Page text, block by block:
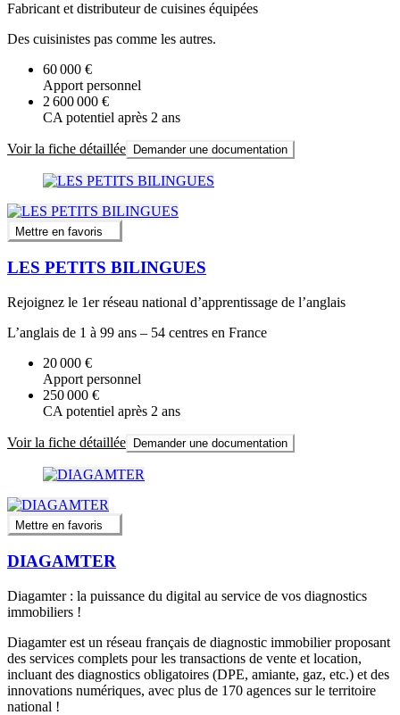
Fabricant et distributeur de cuisines équipées
Des cuisinistes pas comme les autres.
60 000 €
Apport personnel
2 600 000 €
CA potentiel après 2 ans
Voir la fiche détaillée Demander une documentation
Mettre en favoris
LES PETITS BILINGUES
Rejoignez le 1er réseau national d’apprentissage de l’anglais
L’anglais de 1 à 99 ans – 54 centres en France
20 000 €
Apport personnel
250 000 €
CA potentiel après 2 ans
Voir la fiche détaillée Demander une documentation
Mettre en favoris
DIAGAMTER
Diagamter : la puissance du digital au service de vos diagnostics
immobiliers !
Diagamter est un réseau français de diagnostic immobilier proposant
des services complets pour les transactions de vente et location,
incluant des diagnostics obligatoires (DPE, amiante, gaz, etc.) et des
innovations numériques, avec plus de 170 agences sur le territoire
national !